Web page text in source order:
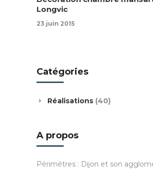
Longvic
23 juin 2015
Catégories
Réalisations (40)
A propos
Périmètres : Dijon et son